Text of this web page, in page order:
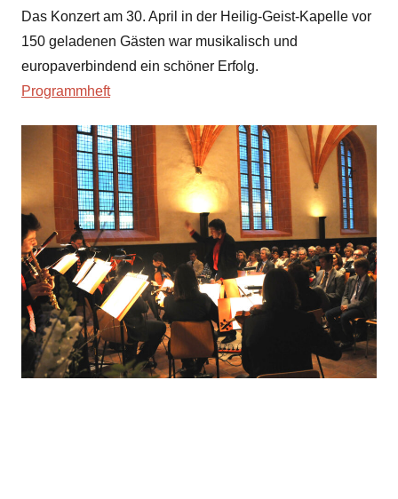
Das Konzert am 30. April in der Heilig-Geist-Kapelle vor
150 geladenen Gästen war musikalisch und
europaverbindend ein schöner Erfolg.
Programmheft